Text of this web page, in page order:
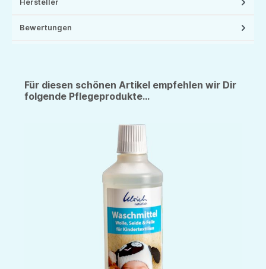
Hersteller
Bewertungen
Für diesen schönen Artikel empfehlen wir Dir
folgende Pflegeprodukte...